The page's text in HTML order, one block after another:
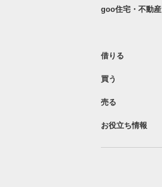
goo住宅・不動産
借りる
買う
売る
お役立ち情報